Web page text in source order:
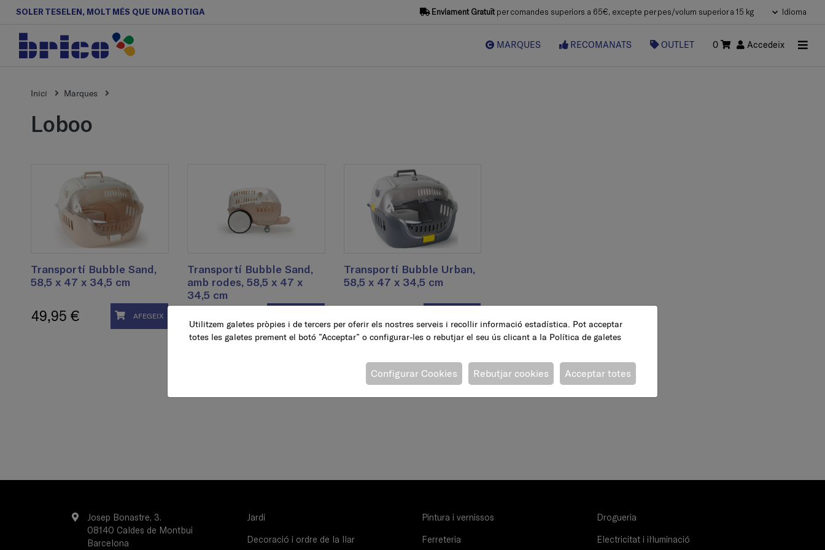
SOLER TESELEN, MOLT MÉS QUE UNA BOTIGA Enviament Gratuïtper comandes superiors a 65€, excepte per pes/volum superior a 15 kg Idioma
MARQUES RECOMANATS OUTLET 0 Accedeix
Inici Marques
loboo
Transportí Bubble Sand,
58,5 x 47 x 34,5 cm
49,95 € AFEGEIX
Transportí Bubble Sand,
amb rodes, 58,5 x 47 x
34,5 cm
Transportí Bubble Urban,
58,5 x 47 x 34,5 cm
Josep Bonastre, 3.
08140 Caldes de Montbui
Barcelona
Jardí Pintura i vernissos Drogueria
Decoració i ordre de la llar Ferreteria Electricitat i il·luminació
Utilitzem galetes pròpies i de tercers per oferir els nostres serveis i recollir informació estadística. Pot acceptar
totes les galetes prement el botó ”Acceptar” o configurar-les o rebutjar el seu ús clicant a la Política de galetes
Acceptar totes
Rebutjar cookies
Configurar Cookies